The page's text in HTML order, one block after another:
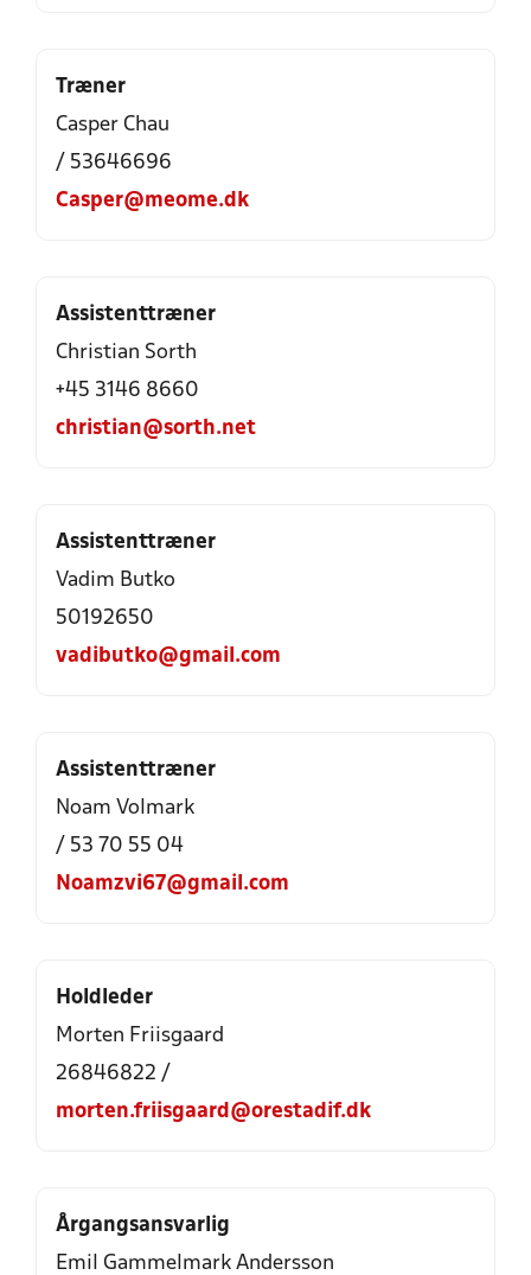
Træner
Casper Chau
/ 53646696
Casper@meome.dk
Assistenttræner
Christian Sorth
+45 3146 8660
christian@sorth.net
Assistenttræner
Vadim Butko
50192650
vadibutko@gmail.com
Assistenttræner
Noam Volmark
/ 53 70 55 04
Noamzvi67@gmail.com
Holdleder
Morten Friisgaard
26846822 /
morten.friisgaard@orestadif.dk
Årgangsansvarlig
Emil Gammelmark Andersson